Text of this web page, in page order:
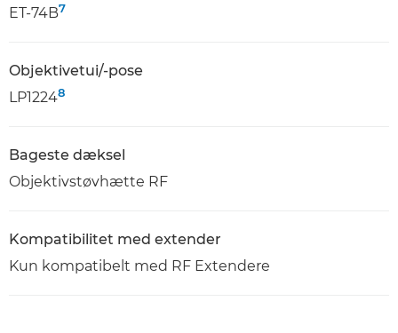
ET-74B7
Objektivetui/-pose
LP12248
Bageste dæksel
Objektivstøvhætte RF
Kompatibilitet med extender
Kun kompatibelt med RF Extendere